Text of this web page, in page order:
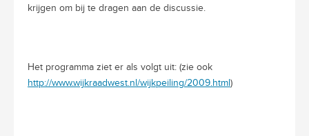
krijgen om bij te dragen aan de discussie.
Het programma ziet er als volgt uit: (zie ook
http://www.wijkraadwest.nl/wijkpeiling/2009.html )